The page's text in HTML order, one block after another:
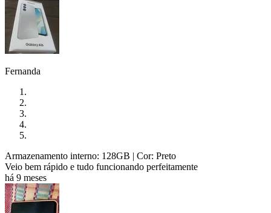
Fernanda
Armazenamento interno: 128GB | Cor: Preto
Veio bem rápido e tudo funcionando perfeitamente
há 9 meses